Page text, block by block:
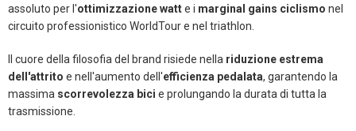
assoluto per l'ottimizzazione watte i marginal gains ciclismo nel
circuito professionistico WorldTour e nel triathlon.
Il cuore della filosofia del brand risiede nella riduzione estrema
dell'attrito e nell'aumento dell'efficienza pedalata, garantendo la
massima scorrevolezza bici e prolungando la durata di tutta la
trasmissione.